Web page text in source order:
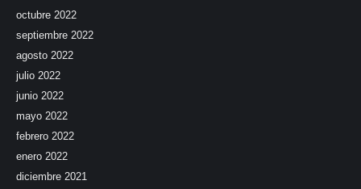
octubre 2022
septiembre 2022
agosto 2022
julio 2022
junio 2022
mayo 2022
febrero 2022
enero 2022
diciembre 2021